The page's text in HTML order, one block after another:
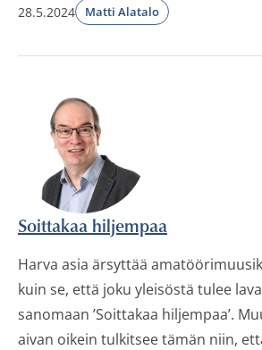
28.5.2024 Matti Alatalo
Soittakaa hiljempaa
Harva asia ärsyttää
kuin se, että joku yleisöstä tulee
sanomaan ’Soittakaa hiljempaa’.
aivan oikein tulkitsee tämän niin,